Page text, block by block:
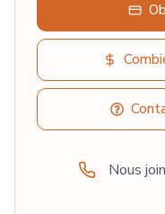
Nous